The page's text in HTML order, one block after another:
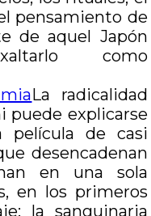
pensamiento de
de aquel Japón
como
La radicalidad
puede explicarse
película de casi
desencadenan
en una sola
en los primeros
la sanguinaria